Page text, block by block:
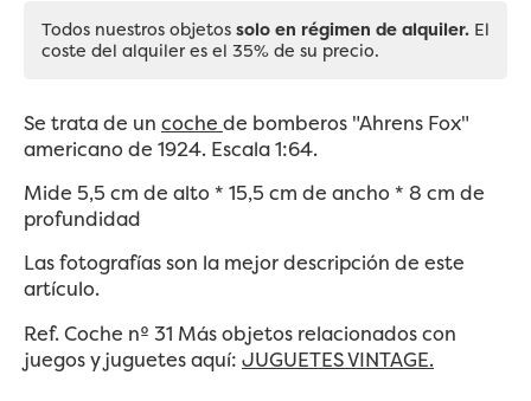
Todos nuestros objetos solo en régimen de alquiler. El
coste del alquiler es el 35% de su precio.
Se trata de un coche de bomberos "Ahrens Fox"
americano de 1924. Escala 1:64.
Mide 5,5 cm de alto * 15,5 cm de ancho * 8 cm de
profundidad
Las fotografías son la mejor descripción de este
artículo.
Ref. Coche nº 31 Más objetos relacionados con
juegos y juguetes aquí: JUGUETES VINTAGE.